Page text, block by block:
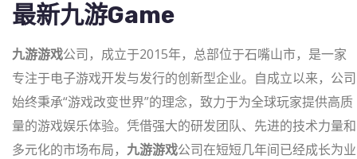
最新九游game
九游游戏公司，成立于2015年，总部位于石嘴山市，是一家
专注于电子游戏开发与发行的创新型企业。自成立以来，公司
始终秉承“游戏改变世界”的理念，致力于为全球玩家提供高质
量的游戏娱乐体验。凭借强大的研发团队、先进的技术力量和
多元化的市场布局， 九游游戏公司在短短几年间已经成长为业